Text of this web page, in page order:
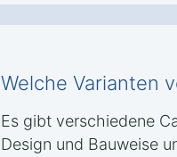
Welche Varianten
Es gibt verschiedene
Design und Bauweise